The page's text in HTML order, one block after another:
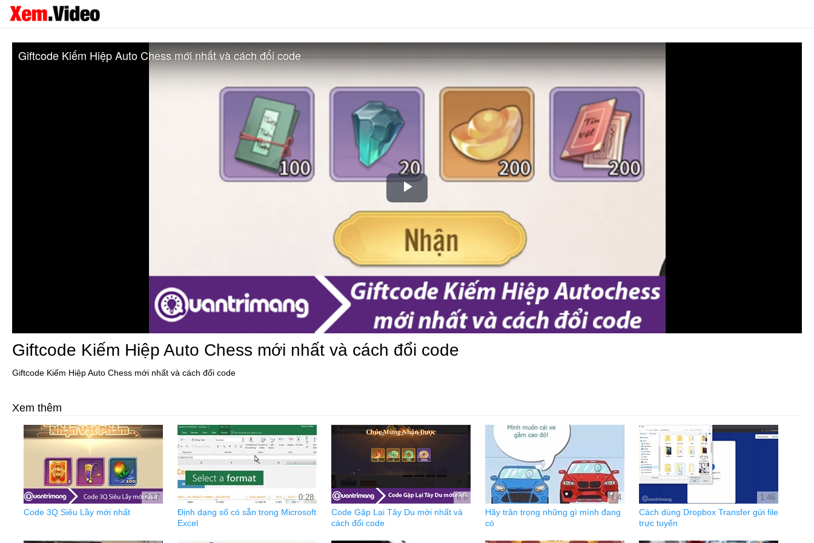
Play
Video
Giftcode Kiếm Hiệp Auto Chess mới nhất và cách đổi code
Giftcode Kiếm Hiệp Auto Chess mới nhất và cách đổi code
Giftcode Kiếm Hiệp Auto Chess mới nhất và cách đổi code
Xem thêm
2:17
Code 3Q Siêu Lầy mới nhất
0:28
Định dạng số có sẵn trong Microsoft
Excel
6:6
Code Gặp Lại Tây Du mới nhất và
cách đổi code
1:4
Hãy trân trọng những gì mình đang
có
1:46
Cách dùng Dropbox Transfer gửi file
trực tuyến